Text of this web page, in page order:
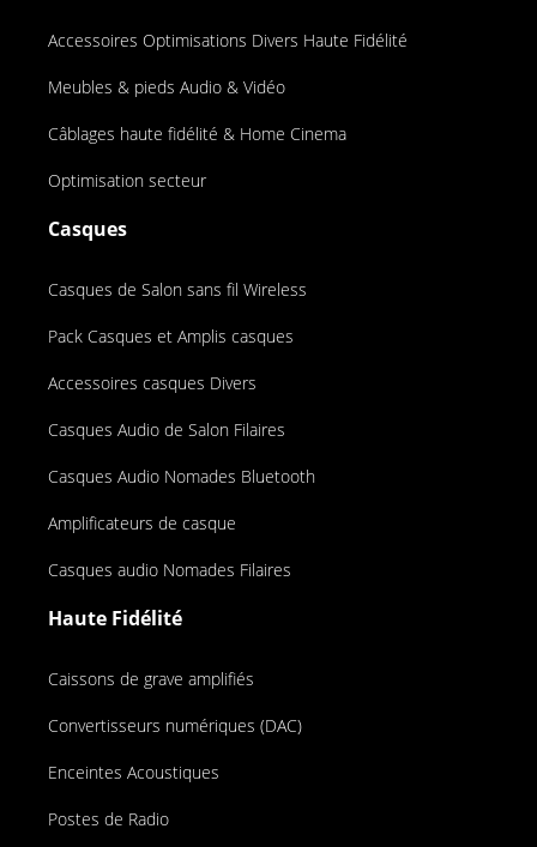
Accessoires Optimisations Divers Haute Fidélité
Meubles & pieds Audio & Vidéo
Câblages haute fidélité & Home Cinema
Optimisation secteur
Casques
Casques de Salon sans fil Wireless
Pack Casques et Amplis casques
Accessoires casques Divers
Casques Audio de Salon Filaires
Casques Audio Nomades Bluetooth
Amplificateurs de casque
Casques audio Nomades Filaires
Haute Fidélité
Caissons de grave amplifiés
Convertisseurs numériques (DAC)
Enceintes Acoustiques
Postes de Radio